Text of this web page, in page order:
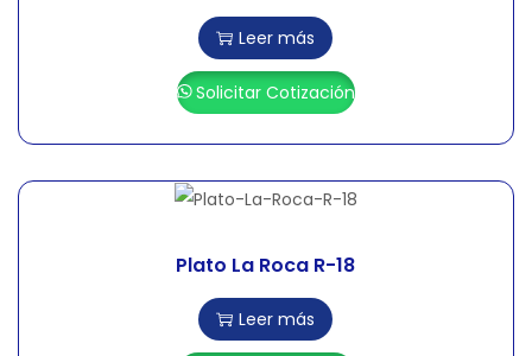
Leer más
Solicitar Cotización
Plato La Roca R-18
Leer más